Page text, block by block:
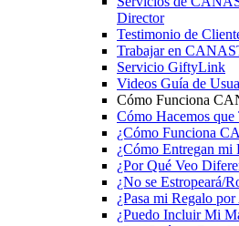
Director
Testimonio de
Trabajar en
Servicio GiftyLink
Videos Guía de
Cómo Funciona
Cómo Hacemos que
¿Cómo Funciona
¿Cómo Entregan mi
¿Por Qué Veo
¿No se Estropeará/
¿Pasa mi Regalo
¿Puedo Incluir Mi